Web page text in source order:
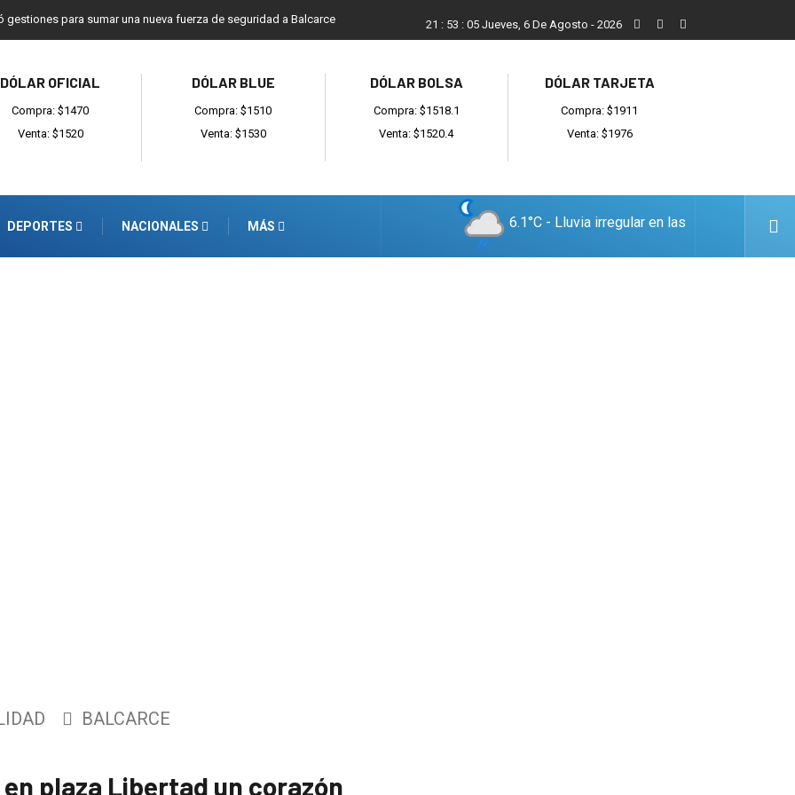
para sumar una nueva fuerza de seguridad a Balcarce En allanamientos por venta de drogas, secuestran cocaína y
21 : 53 : 06 Jueves, 6 De Agosto - 2026
DÓLAR OFICIAL
Compra: $1470
Venta: $1520
DÓLAR BLUE
Compra: $1510
Venta: $1530
DÓLAR BOLSA
Compra: $1518.1
Venta: $1520.4
DÓLAR TARJETA
Compra: $1911
Venta: $1976
DEPORTES NACIONALES MÁS 6.1°C - Lluvia irregular en las
BALCARCE
plaza Libertad un corazón